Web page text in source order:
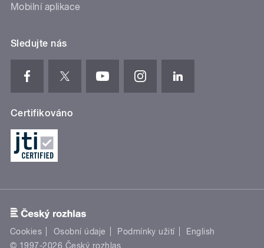
Mobilní aplikace
Sledujte nás
Certifikováno
Cookies Osobní údaje Podmínky užití
English
© 1997-2026 Český rozhlas